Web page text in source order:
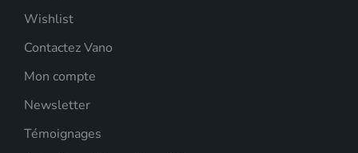
Wishlist
Contactez Vano
Mon compte
Newsletter
Témoignages